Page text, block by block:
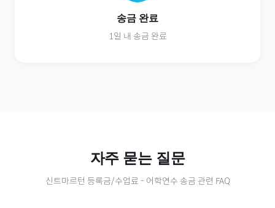
송금 완료
1일 내 송금 완료
자주 묻는 질문
신트마르턴 등록금/수업료 - 어학연수 송금 관련 FAQ